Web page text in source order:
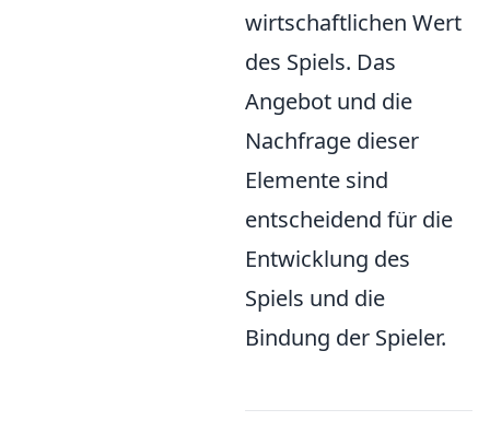
wirtschaftlichen Wert
des Spiels. Das
Angebot und die
Nachfrage dieser
Elemente sind
entscheidend für die
Entwicklung des
Spiels und die
Bindung der Spieler.